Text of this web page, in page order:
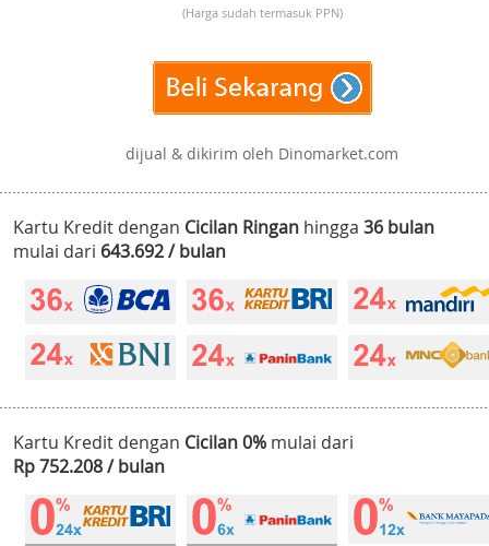
(Harga sudah termasuk PPN)
dijual & dikirim oleh Dinomarket.com
Kartu Kredit dengan Cicilan Ringan hingga 36 bulan
mulai dari 643.692 / bulan
Kartu Kredit dengan Cicilan 0% mulai dari
Rp 752.208 / bulan